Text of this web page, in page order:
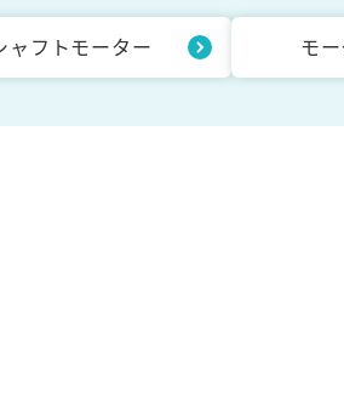
ャフトモーター モ